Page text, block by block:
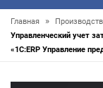
Главная »
Управленческий учет
«1С:ERP Управление